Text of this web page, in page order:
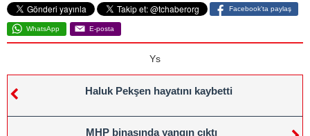
Facebook'ta paylaş
WhatsApp E-posta
Ys
Haluk Pekşen hayatını kaybetti
MHP binasında yangın çıktı